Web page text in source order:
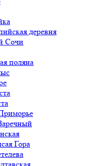
деревня
Сочи
поляна
Гора